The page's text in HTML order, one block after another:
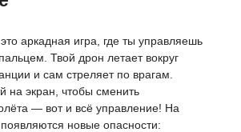
аркадная игра, где ты управляешь
Твой дрон летает вокруг
и сам стреляет по врагам.
на экран, чтобы сменить
— вот и всё управление! На
новые опасности: